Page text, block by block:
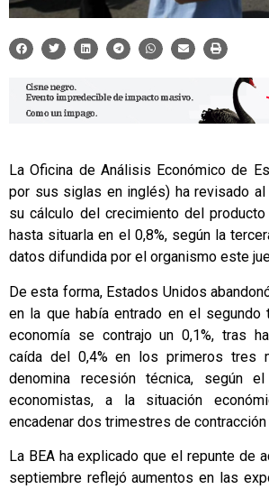
La Oficina de Análisis Económico de
por sus siglas en inglés) ha revisado al
su cálculo del crecimiento del
hasta situarla en el 0,8%, según la
datos difundida por el organismo este
De esta forma, Estados Unidos
en la que había entrado en el segundo
economía se contrajo un 0,1%, tras
caída del 0,4% en los primeros tres
denomina recesión técnica, según
economistas, a la situación
encadenar dos trimestres de contracción
La BEA ha explicado que el repunte de
septiembre reflejó aumentos en las